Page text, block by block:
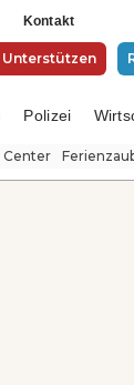
Kontakt
Unterstützen
Polizei
Center